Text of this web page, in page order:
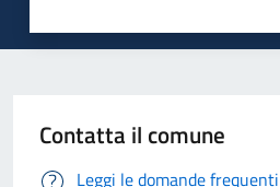
Contatta il comune
Leggi le domande frequenti